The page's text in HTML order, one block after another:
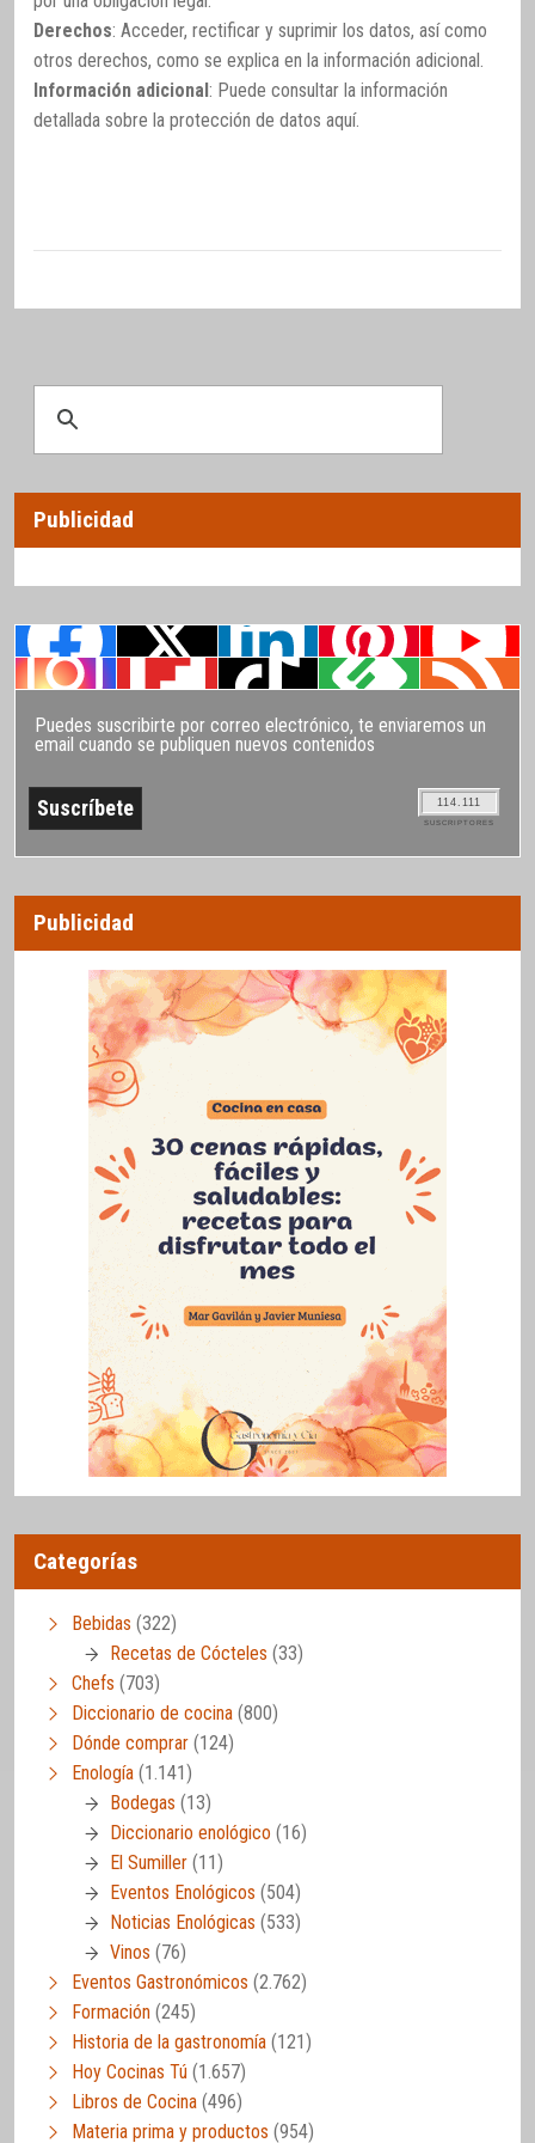
Derechos: Acceder, rectificar y suprimir los datos, así como
otros derechos, como se explica en la información adicional.
Información adicional: Puede consultar la información
detallada sobre la protección de datos aquí.
Publicidad
Puedes suscribirte por correo electrónico, te enviaremos un
email cuando se publiquen nuevos contenidos
114.111
SUSCRIPTORES
Publicidad
Categorías
Bebidas (322)
Recetas de Cócteles (33)
Chefs (703)
Diccionario de cocina (800)
Dónde comprar (124)
Enología (1.141)
Bodegas (13)
Diccionario enológico (16)
El Sumiller (11)
Eventos Enológicos (504)
Noticias Enológicas (533)
Vinos (76)
Eventos Gastronómicos (2.762)
Formación (245)
Historia de la gastronomía (121)
Hoy Cocinas Tú (1.657)
Libros de Cocina (496)
Materia prima y productos (954)